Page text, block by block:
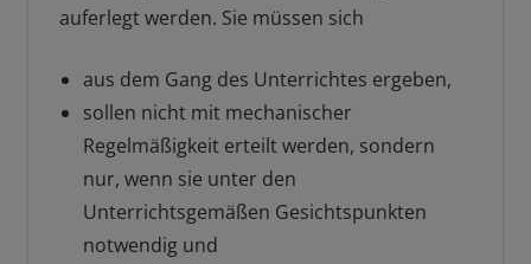
auferlegt werden. Sie müssen sich
aus dem Gang des Unterrichtes ergeben,
sollen nicht mit mechanischer
Regelmäßigkeit erteilt werden, sondern
nur, wenn sie unter den
Unterrichtsgemäßen Gesichtspunkten
notwendig und